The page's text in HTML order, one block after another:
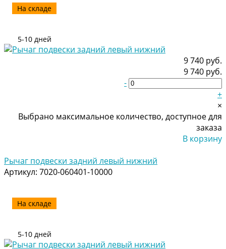
9 740 руб.
9 740 руб.
-
+
×
Выбрано максимальное количество, доступное для
заказа
В корзину
Рычаг подвески задний левый нижний
Артикул: 7020-060401-10000
На складе
5-10 дней
На складе
5-10 дней